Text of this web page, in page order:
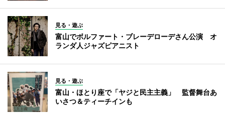
見る・遊ぶ
富山でボルファート・ブレーデローデさん公演 オ
ランダ人ジャズピアニスト
見る・遊ぶ
富山・ほとり座で「ヤジと民主主義」 監督舞台あ
いさつ＆ティーチインも